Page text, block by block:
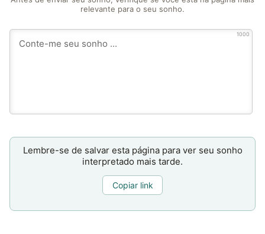
relevante para o seu sonho.
1000
Lembre-se de salvar esta página para ver seu sonho
interpretado mais tarde.
Copiar link